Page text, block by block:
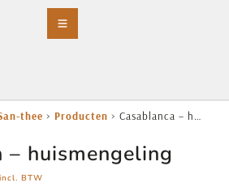
thee > Producten > Casablanca – huismengeling
– huismengeling
incl. BTW